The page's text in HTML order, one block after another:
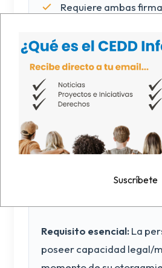
Requiere ambas
No elimina
participación ni la
financiera.
5. Poder Duradero
Es un documento
Requisito esencial:La
poseer capacidad legal/
Suscríbete